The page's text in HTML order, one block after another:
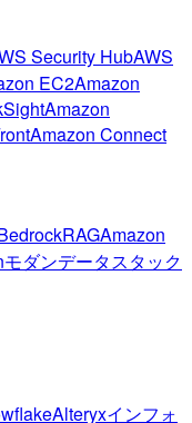
Security HubAWS
EC2Amazon
Amazon
Amazon Connect
RAGAmazon
モダンデータスタック
Alteryxインフォ